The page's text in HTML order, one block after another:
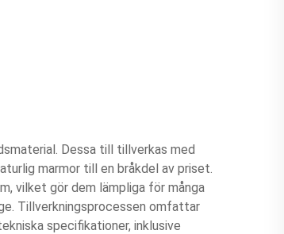
Dessa till tillverkas med
marmor till en bråkdel av priset.
vilket gör dem lämpliga för många
Tillverkningsprocessen omfattar
specifikationer, inklusive